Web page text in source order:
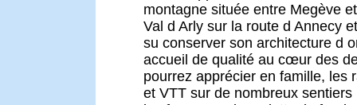
montagne située entre Megève
Val d Arly sur la route d Annecy
su conserver son architecture d
accueil de qualité au cœur des
pourrez apprécier en famille, les
et VTT sur de nombreux